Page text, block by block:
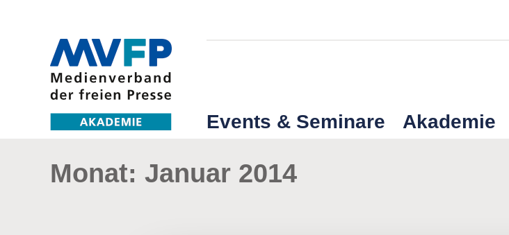
Events & Seminare Akademie
Monat: Januar 2014